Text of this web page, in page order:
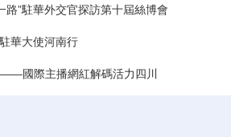
路”駐華外交官探訪第十屆絲博會
華大使河南行
國際主播網紅解碼活力四川